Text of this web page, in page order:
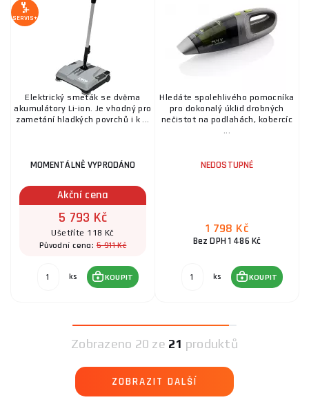
SERVIS+
Elektrický smeták se dvěma
akumulátory Li-ion. Je vhodný pro
zametání hladkých povrchů i k ...
MOMENTÁLNĚ VYPRODÁNO
Akční cena
5 793 Kč
Ušetříte 118 Kč
Původní cena:5 911 Kč
ks KOUPIT
Hledáte spolehlivého pomocníka
pro dokonalý úklid drobných
nečistot na podlahách, kobercíc
...
NEDOSTUPNÉ
1 798 Kč
Bez DPH 1 486 Kč
ks KOUPIT
Zobrazeno 20 ze 21 produktů
ZOBRAZIT DALŠÍ